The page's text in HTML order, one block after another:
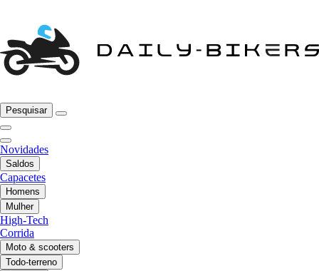
Pesquisar
Novidades
Saldos
Capacetes
Homens
Mulher
High-Tech
Corrida
Moto & scooters
Todo-terreno